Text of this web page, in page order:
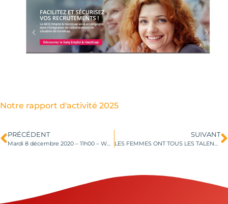
Notre rapport d'activité 2025
PRÉCÉDENT
Mardi 8 décembre 2020 – 11h00 – WEBINAR RH Écart Salarial : s’engager pour faire progresser l’égalité salariale
SUIVANT
LES FEMMES ONT TOUS LES TALENTS 💪